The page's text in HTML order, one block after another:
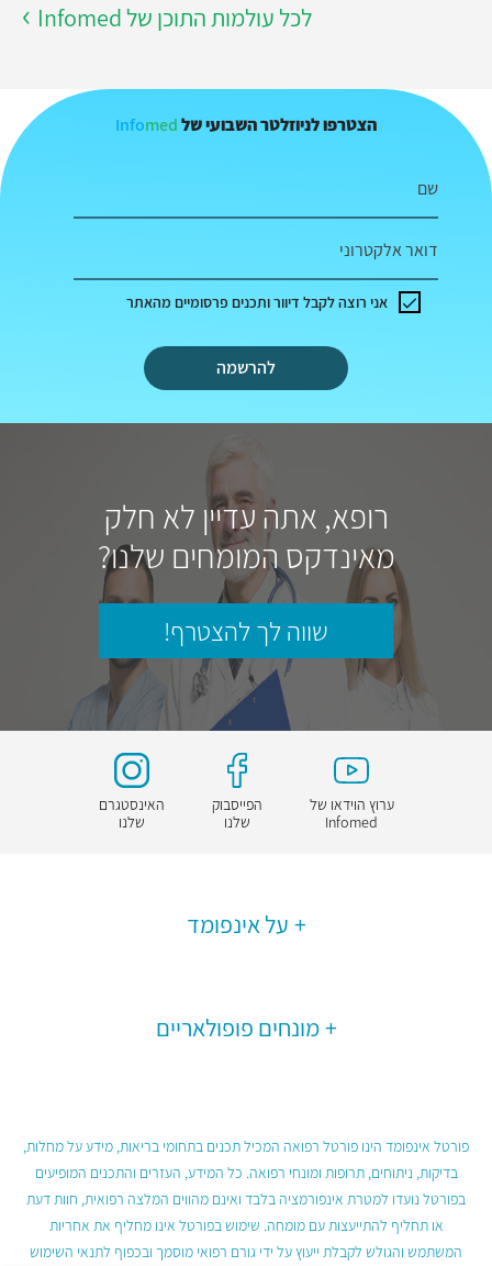
לכל עולמות התוכן של Infomed
הצטרפו לניוזלטר השבועי של Infomed
שם
דואר אלקטרוני
להרשמה
אני רוצה לקבל דיוור ותכנים פרסומיים מהאתר
רופא, אתה עדיין לא חלק
מאינדקס המומחים שלנו?
שווה לך להצטרף!
ערוץ הוידאו של
Infomed
הפייסבוק
שלנו
האינסטגרם
שלנו
על אינפומד
מונחים פופולאריים
פורטל אינפומד הינו פורטל רפואה המכיל תכנים בתחומי בריאות, מידע על מחלות,
בדיקות, ניתוחים, תרופות ומונחי רפואה. כל המידע, העזרים והתכנים המופיעים
בפורטל נועדו למטרת אינפורמציה בלבד ואינם מהווים המלצה רפואית, חוות דעת
או תחליף להתייעצות עם מומחה. שימוש בפורטל אינו מחליף את אחריות
המשתמש והגולש לקבלת ייעוץ על ידי גורם רפואי מוסמך ובכפוף לתנאי השימוש